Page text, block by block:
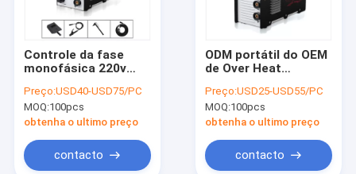
Controle da fase
monofásica 220v
soldadura do
Muttahida Majlis-E-
Amal 200 do Mosfet
Preço:USD40-USD75/PC
MOQ:100pcs
obtenha o ultimo preço
contacto
ODM portátil do OEM
de Over Heat
soldador do inversor
do Muttahida Majlis-
E-Amal de IGBT
Preço:USD25-USD55/PC
MOQ:100pcs
obtenha o ultimo preço
contacto